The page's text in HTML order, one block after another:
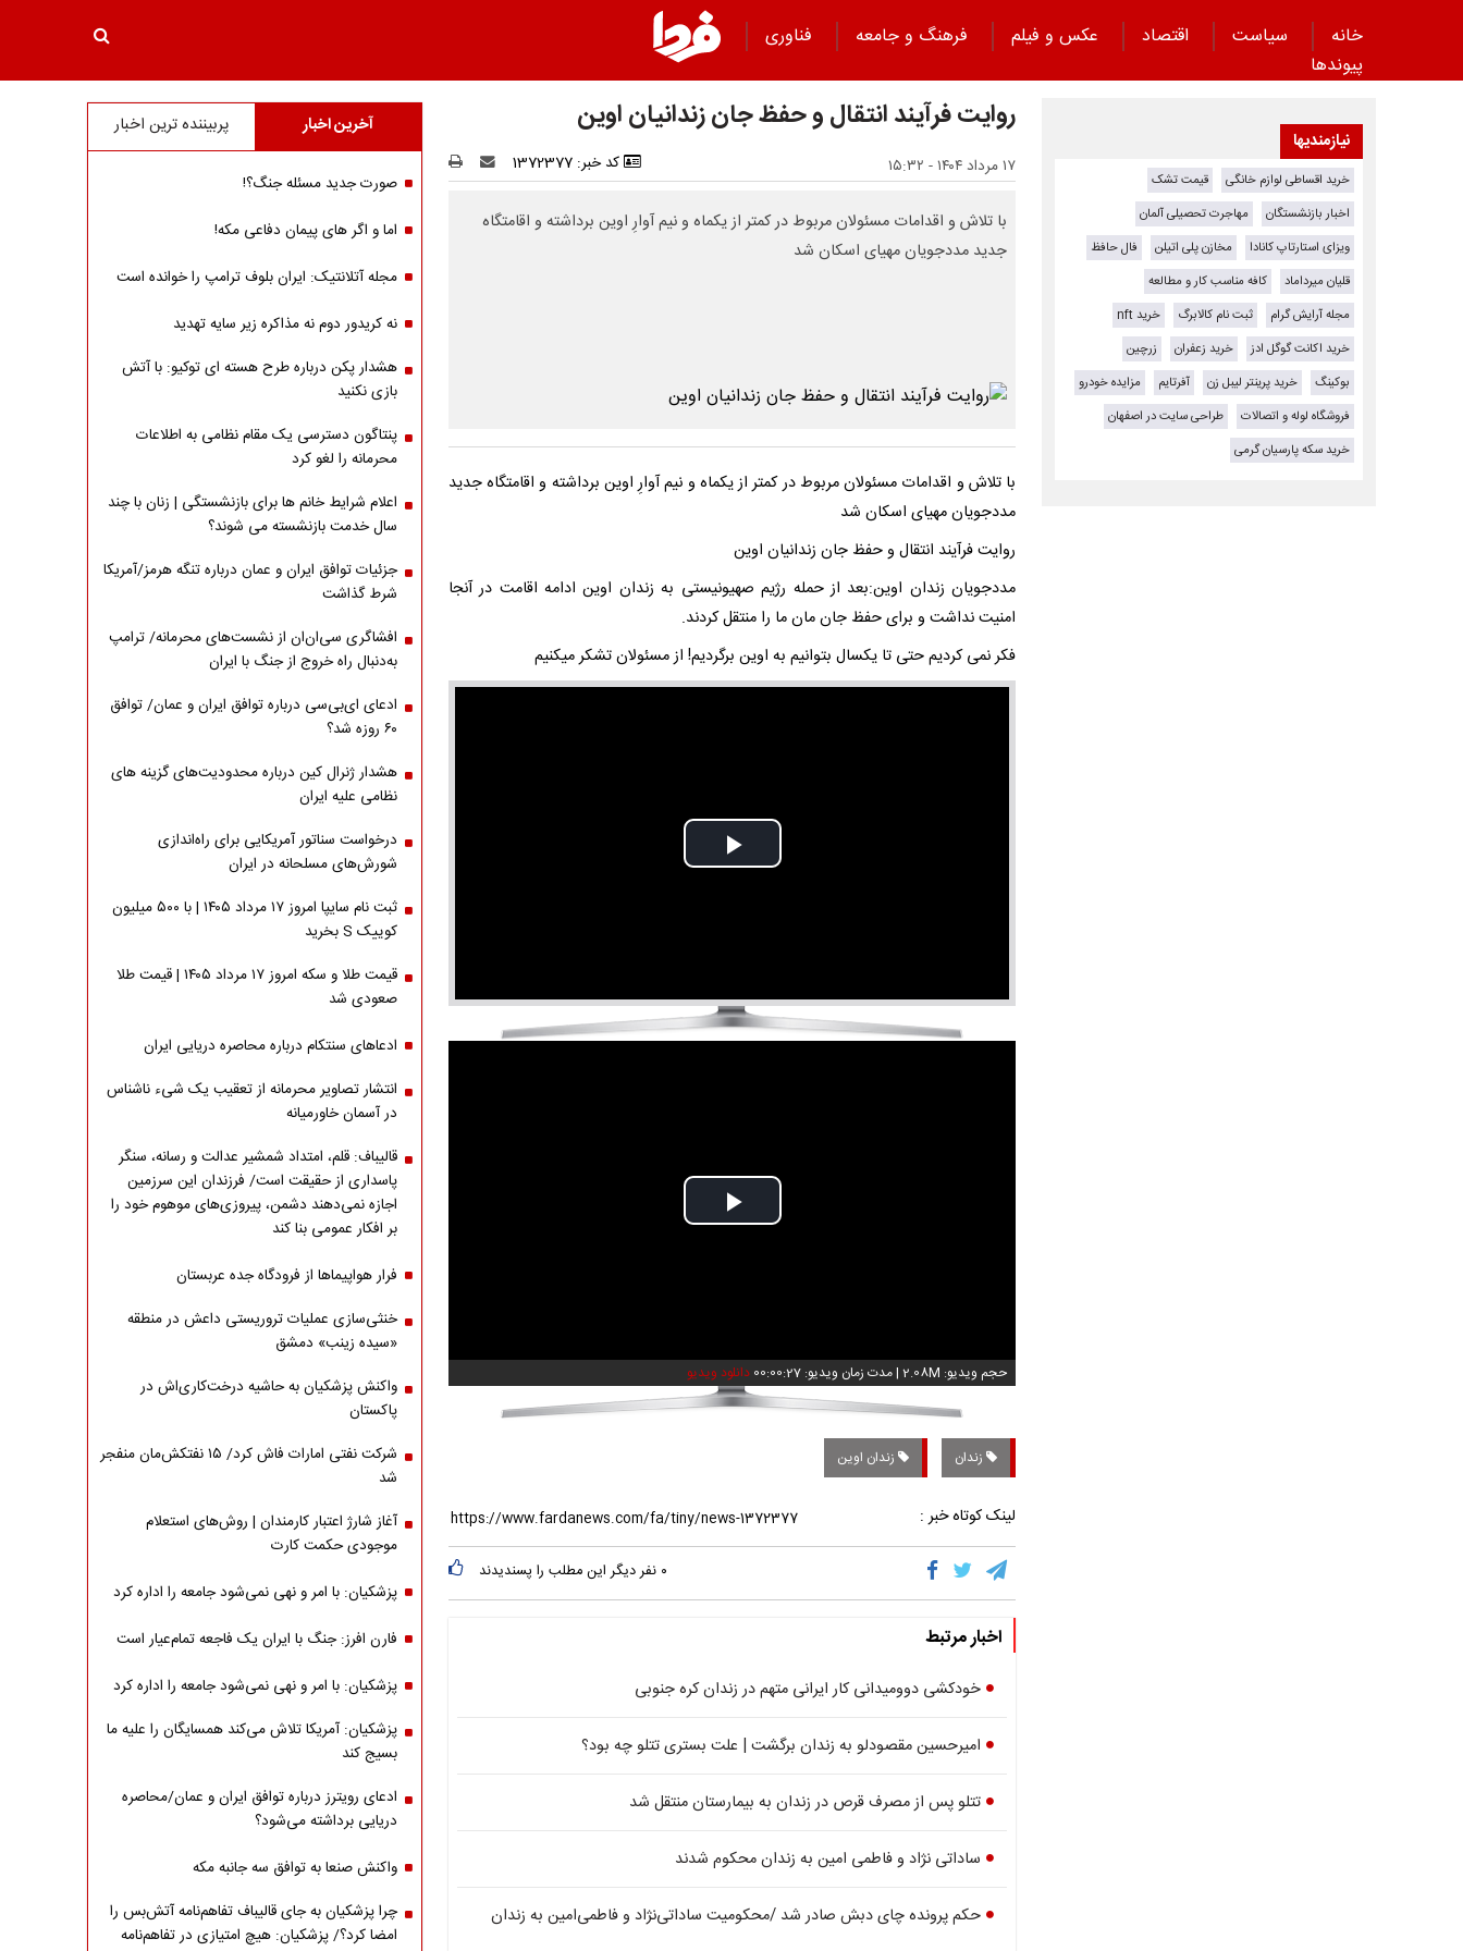
خانه سیاست اقتصاد عکس و فیلم فرهنگ و جامعه
فناوری
پیوند‌ها
روایت فرآیند انتقال و حفظ جان زندانیان اوین
۱۷ مرداد ۱۴۰۴ - ۱۵:۳۲ کد خبر: 1372377
با تلاش و اقدامات مسئولان مربوط در کمتر از یکماه و نیم آوارِ اوین برداشته و اقامتگاه
جدید مددجویان مهیای اسکان شد
با تلاش و اقدامات مسئولان مربوط در کمتر از یکماه و نیم آوارِ اوین برداشته و اقامتگاه جدید
مددجویان مهیای اسکان شد
روایت فرآیند انتقال و حفظ جان زندانیان اوین
مددجویان زندان اوین:بعد از حمله رژیم صهیونیستی به زندان اوین ادامه اقامت در آنجا
امنیت نداشت و برای حفظ جان مان ما را منتقل کردند.
فکر نمی کردیم حتی تا یکسال بتوانیم به اوین برگردیم! از مسئولان تشکر میکنیم
Play
Play
حجم ویدیو: 2.08M |مدت زمان ویدیو: 00:00:27 دانلود ویدیو
زندان زندان اوین
لینک کوتاه خبر :
۰ نفر دیگر این مطلب را پسندیدند
اخبار مرتبط
خودکشی دوومیدانی کار ایرانی متهم در زندان کره جنوبی
امیرحسین مقصودلو به زندان برگشت | علت بستری تتلو چه بود؟
تتلو پس از مصرف قرص در زندان به بیمارستان منتقل شد
ساداتی نژاد و فاطمی امین به زندان محکوم شدند
حکم پرونده چای دبش صادر شد /محکومیت ساداتی‌نژاد و فاطمی‌امین به زندان
نیازمندیها
خرید اقساطی لوازم خانگی
قیمت تشک
اخبار بازنشستگان
مهاجرت تحصیلی آلمان
ویزای استارتاپ کانادا
مخازن پلی اتیلن
فال حافظ
قلیان میرداماد
کافه مناسب کار و مطالعه
مجله آرایش گرام
ثبت نام کالابرگ
خرید nft
خرید اکانت گوگل ادز
خرید زعفران
زرچین
بوکینگ
خرید پرینتر لیبل زن آفرتایم
مزایده خودرو
فروشگاه لوله و اتصالات
طراحی سایت در اصفهان
خرید سکه پارسیان گرمی
آخرین اخبار پربیننده ترین اخبار
صورت جدید مسئله جنگ؟!
اما و اگر های پیمان دفاعی مکه!
مجله آتلانتیک: ایران بلوف ترامپ را خوانده است
نه کریدور دوم نه مذاکره زیر سایه تهدید
هشدار پکن درباره طرح هسته ای توکیو: با آتش
بازی نکنید
پنتاگون دسترسی یک مقام نظامی به اطلاعات
محرمانه را لغو کرد
اعلام شرایط خانم ها برای بازنشستگی | زنان با چند
سال خدمت بازنشسته می شوند؟
جزئیات توافق ایران و عمان درباره تنگه هرمز/آمریکا
شرط گذاشت
افشاگری سی‌ان‌ان از نشست‌های محرمانه/ ترامپ
به‌دنبال راه خروج از جنگ با ایران
ادعای ای‌بی‌سی درباره توافق ایران و عمان/ توافق
۶۰ روزه شد؟
هشدار ژنرال کین درباره محدودیت‌های گزینه های
نظامی علیه ایران
درخواست سناتور آمریکایی برای راه‌اندازی
شورش‌های مسلحانه در ایران
ثبت نام سایپا امروز ۱۷ مرداد ۱۴۰۵ | با ۵۰۰ میلیون
کوییک S بخرید
قیمت طلا و سکه امروز ۱۷ مرداد ۱۴۰۵ | قیمت طلا
صعودی شد
ادعاهای سنتکام درباره محاصره دریایی ایران
انتشار تصاویر محرمانه از تعقیب یک شیء ناشناس
در آسمان خاورمیانه
قالیباف: قلم، امتداد شمشیر عدالت و رسانه، سنگر
پاسداری از حقیقت است/ فرزندان این سرزمین
اجازه نمی‌دهند دشمن، پیروزی‌های موهوم خود را
بر افکار عمومی بنا کند
فرار هواپیماها از فرودگاه جده عربستان
خنثی‌سازی عملیات تروریستی داعش در منطقه
«سیده زینب» دمشق
واکنش پزشکیان به حاشیه درخت‌کاری‌اش در
پاکستان
شرکت نفتی امارات فاش کرد/ ۱۵ نفتکش‌مان منفجر
شد
آغاز شارژ اعتبار کارمندان | روش‌های استعلام
موجودی حکمت کارت
پزشکیان: با امر و نهی نمی‌شود جامعه را اداره کرد
فارن افرز: جنگ با ایران یک فاجعه تمام‌عیار است
پزشکیان: با امر و نهی نمی‌شود جامعه را اداره کرد
پزشکیان: آمریکا تلاش می‌کند همسایگان را علیه ما
بسیج کند
ادعای رویترز درباره توافق ایران و عمان/محاصره
دریایی برداشته می‌شود؟
واکنش صنعا به توافق سه جانبه مکه
چرا پزشکیان به جای قالیباف تفاهم‌نامه آتش‌بس را
امضا کرد؟/ پزشکیان: هیچ امتیازی در تفاهم‌نامه